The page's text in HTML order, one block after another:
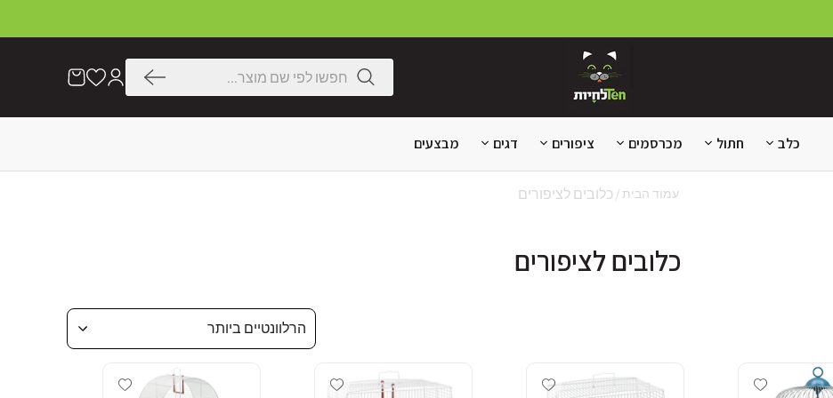
חיפוש הרשימה
שלי עֲגָלָה
כלב חתול מכרסמים ציפורים דגים מבצעים
עמוד הבית כלובים לציפורים
כלובים לציפורים
הרלוונטיים ביותר
Add wishlist
Add wishlist
Add wishlist
Add wishlist